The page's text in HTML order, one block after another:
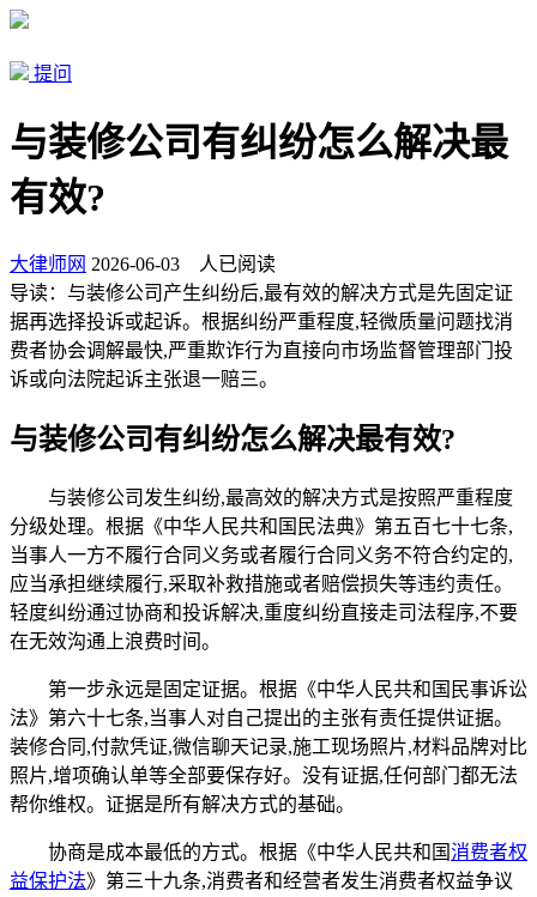
提问
与装修公司有纠纷怎么解决最
有效?
大律师网 2026-06-03
人已阅读
导读： 与装修公司产生纠纷后,最有效的解决方式是先固定证
据再选择投诉或起诉。根据纠纷严重程度,轻微质量问题找消
费者协会调解最快,严重欺诈行为直接向市场监督管理部门投
诉或向法院起诉主张退一赔三。
与装修公司有纠纷怎么解决最有效?
与装修公司发生纠纷,最高效的解决方式是按照严重程度
分级处理。根据《中华人民共和国民法典》第五百七十七条,
当事人一方不履行合同义务或者履行合同义务不符合约定的,
应当承担继续履行,采取补救措施或者赔偿损失等违约责任。
轻度纠纷通过协商和投诉解决,重度纠纷直接走司法程序,不要
在无效沟通上浪费时间。
第一步永远是固定证据。根据《中华人民共和国民事诉讼
法》第六十七条,当事人对自己提出的主张有责任提供证据。
装修合同,付款凭证,微信聊天记录,施工现场照片,材料品牌对比
照片,增项确认单等全部要保存好。没有证据,任何部门都无法
帮你维权。证据是所有解决方式的基础。
协商是成本最低的方式。根据《中华人民共和国消费者权
益保护法》第三十九条,消费者和经营者发生消费者权益争议